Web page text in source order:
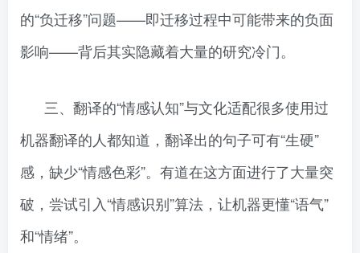
的“负迁移”问题——即迁移过程中可能带来的负面
影响——背后其实隐藏着大量的研究冷门。
三、翻译的“情感认知”与文化适配很多使用过
机器翻译的人都知道，翻译出的句子可有“生硬”
感，缺少“情感色彩”。有道在这方面进行了大量突
破，尝试引入“情感识别”算法，让机器更懂“语气”
和“情绪”。